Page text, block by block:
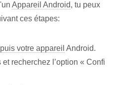
Appareil Android, tu peux
ces étapes:
votre appareil Android.
recherchez l’option « Confi